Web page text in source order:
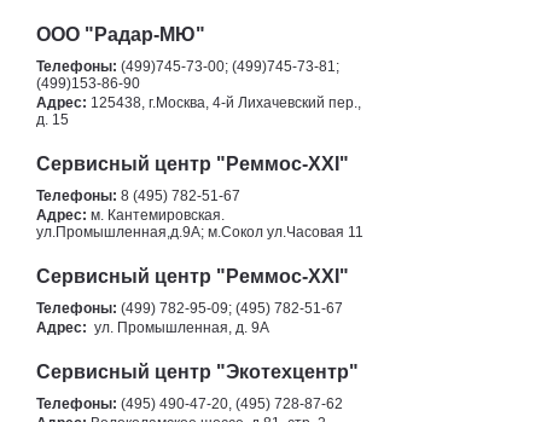
ООО "Радар-МЮ"
Телефоны: (499)745-73-00; (499)745-73-81;
(499)153-86-90
Адрес: 125438, г.Москва, 4-й Лихачевский пер.,
д. 15
Сервисный центр "Реммос-XXI"
Телефоны: 8 (495) 782-51-67
Адрес: м. Кантемировская.
ул.Промышленная,д.9А; м.Сокол ул.Часовая 11
Сервисный центр "Реммос-XXI"
Телефоны: (499) 782-95-09; (495) 782-51-67
Адрес: ул. Промышленная, д. 9А
Сервисный центр "Экотехцентр"
Телефоны: (495) 490-47-20, (495) 728-87-62